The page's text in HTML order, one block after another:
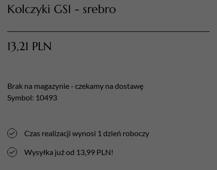
TWÓJ KOSZYK (0)
Kolczyki GS1 - srebro
13,21 PLN
Brak na magazynie - czekamy na dostawę
Symbol: 10493
Czas realizacji wynosi 1 dzień roboczy
Wysyłka już od 13,99 PLN!